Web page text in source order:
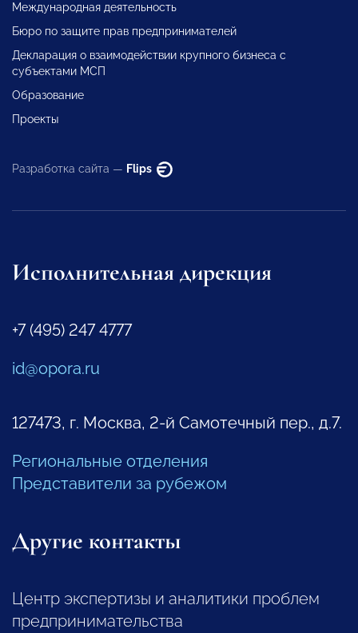
Международная деятельность
Бюро по защите прав предпринимателей
Декларация о взаимодействии крупного бизнеса с
субъектами МСП
Образование
Проекты
Разработка сайта — Flips
Исполнительная дирекция
+7 (495) 247 4777
id@opora.ru
127473, г. Москва, 2-й Самотечный пер., д.7.
Региональные отделения
Представители за рубежом
Другие контакты
Центр экспертизы и аналитики проблем
предпринимательства